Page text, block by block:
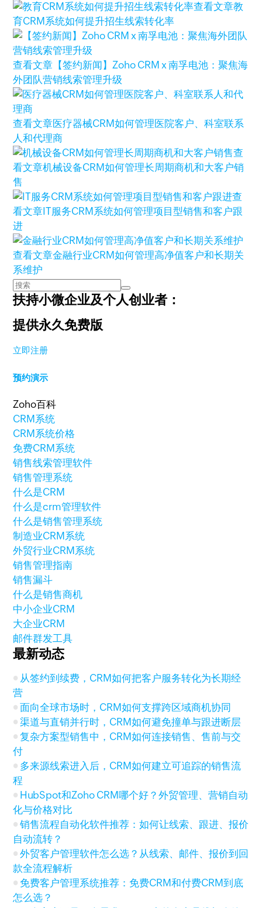
查看文章教
育CRM系统如何提升招生线索转化率
查看文章 【签约新闻】Zoho CRM x 南孚电池：聚焦海
外团队营销线索管理升级
查看文章医疗器械CRM如何管理医院客户、科室联系
人和代理商
查
看文章机械设备CRM如何管理长周期商机和大客户销
售
查
看文章 IT服务CRM系统如何管理项目型销售和客户跟
进
查看文章金融行业CRM如何管理高净值客户和长期关
系维护
扶持小微企业及个人创业者：
提供永久免费版
立即注册
预约演示
Zoho百科
CRM系统
CRM系统价格
免费CRM系统
销售线索管理软件
销售管理系统
什么是CRM
什么是crm管理软件
什么是销售管理系统
制造业CRM系统
外贸行业CRM系统
销售管理指南
销售漏斗
什么是销售商机
中小企业CRM
大企业CRM
邮件群发工具
最新动态
从签约到续费，CRM如何把客户服务转化为长期经
营
面向全球市场时，CRM如何支撑跨区域商机协同
渠道与直销并行时，CRM如何避免撞单与跟进断层
复杂方案型销售中，CRM如何连接销售、售前与交
付
多来源线索进入后，CRM如何建立可追踪的销售流
程
HubSpot和Zoho CRM哪个好？外贸管理、营销自动
化与价格对比
销售流程自动化软件推荐：如何让线索、跟进、报价
自动流转？
外贸客户管理软件怎么选？从线索、邮件、报价到回
款全流程解析
免费客户管理系统推荐：免费CRM和付费CRM到底
怎么选？